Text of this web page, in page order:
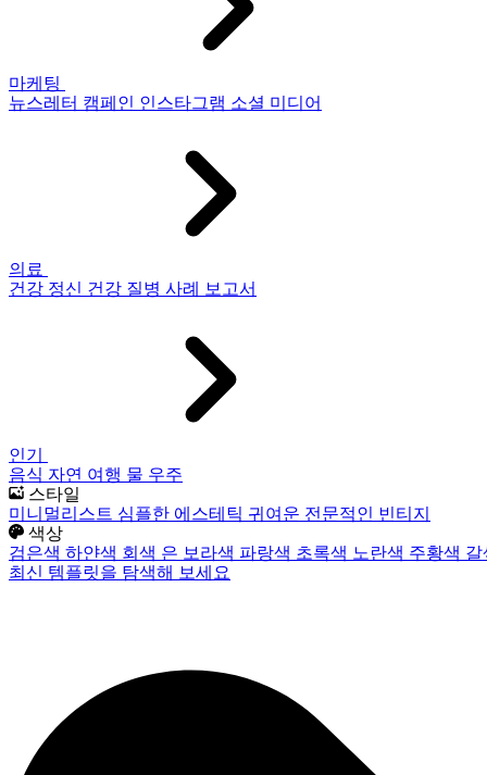
마케팅
뉴스레터 캠페인 인스타그램 소셜 미디어
의료
건강 정신 건강 질병 사례 보고서
인기
음식 자연 여행 물 우주
스타일
미니멀리스트 심플한 에스테틱 귀여운 전문적인 빈티지
색상
검은색 하얀색 회색 은 보라색 파랑색 초록색 노란색 주황색
최신 템플릿을 탐색해 보세요